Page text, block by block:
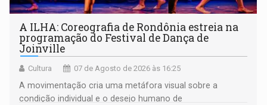
A ILHA: Coreografia de Rondônia estreia na
programação do Festival de Dança de
Joinville
Cultura 07 de Agosto de 2026 às 16:25
A movimentação cria uma metáfora visual sobre a
condição individual e o desejo humano de